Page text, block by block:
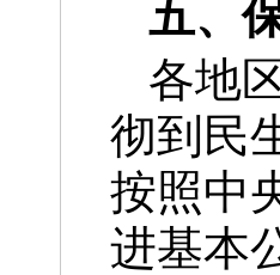
五、
各地
彻到民
按照中
进基本